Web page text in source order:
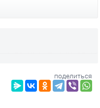
поделиться